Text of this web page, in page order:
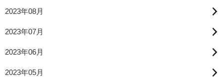
2023年08月
2023年07月
2023年06月
2023年05月